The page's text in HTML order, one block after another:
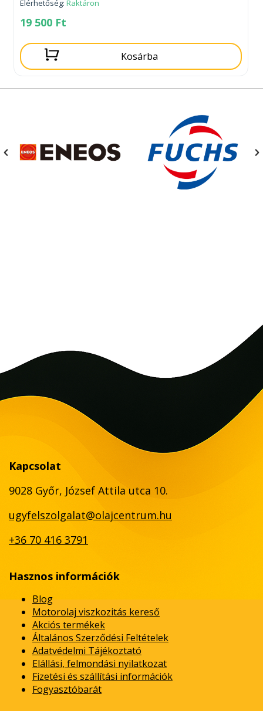
Elérhetőség: Raktáron
19 500 Ft
Kosárba
Kapcsolat
9028 Győr, József Attila utca 10.
ugyfelszolgalat@olajcentrum.hu
+36 70 416 3791
Hasznos információk
Blog
Motorolaj viszkozitás kereső
Akciós termékek
Általános Szerződési Feltételek
Adatvédelmi Tájékoztató
Elállási, felmondási nyilatkozat
Fizetési és szállítási információk
Fogyasztóbarát